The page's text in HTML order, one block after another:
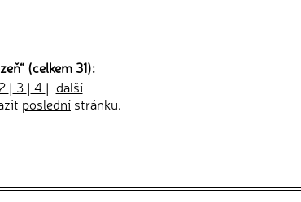
“ (celkem 31):
2 | 3 | 4 | další
poslední stránku.